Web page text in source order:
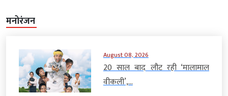
मनोरंजन
August 08, 2026
20 साल बाद लौट रही ‘मालामाल
वीकली’,...